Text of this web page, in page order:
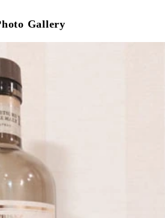
Gallery